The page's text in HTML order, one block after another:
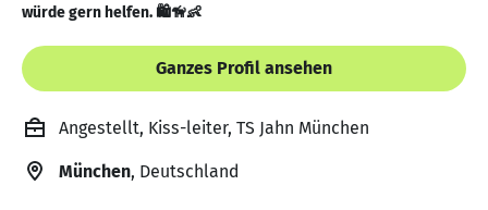
würde gern helfen. 🛍🦮👶
Ganzes Profil ansehen
Angestellt, Kiss-leiter, TS Jahn München
München, Deutschland